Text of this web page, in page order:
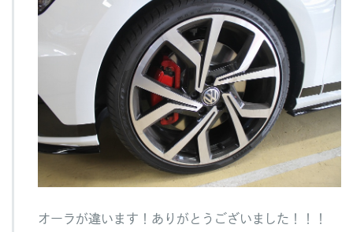
オーラが違います！ありがとうございました！！！